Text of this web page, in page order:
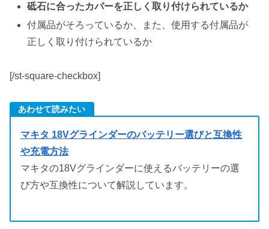
砥石に合ったカバーを正しく取り付けられているか
付属品がそろっているか、また、使用する付属品が
正しく取り付けられているか
[/st-square-checkbox]
あわせて読みたい
マキタ 18Vグラインダーのバッテリー選びと互換性
や充電方法
マキタの18Vグラインダーに使えるバッテリーの選
び方や互換性について解説しています。